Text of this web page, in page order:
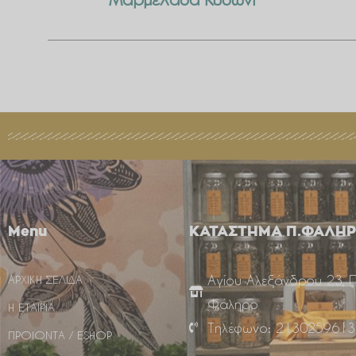
Menu
ΑΡΧΙΚΗ ΣΕΛΙΔΑ
Η ΕΤΑΙΡΙΑ
ΠΡΟΙΟΝΤΑ / ESHOP
ΚΑΤΑΣΤΗΜΑ
Αγίου Αλεξάνδρου 23,
Φάληρο
Τηλέφωνο: 2130259613